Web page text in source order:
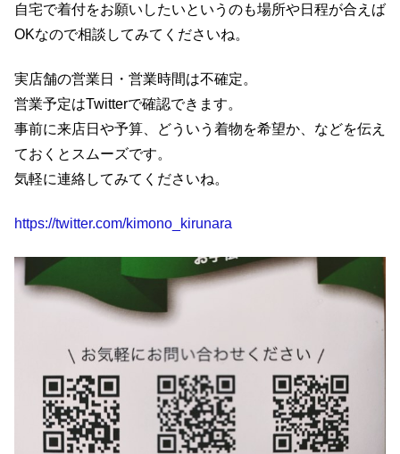
自宅で着付をお願いしたいというのも場所や日程が合えば
OKなので相談してみてくださいね。
実店舗の営業日・営業時間は不確定。
営業予定はTwitterで確認できます。
事前に来店日や予算、どういう着物を希望か、などを伝え
ておくとスムーズです。
気軽に連絡してみてくださいね。
https://twitter.com/kimono_kirunara